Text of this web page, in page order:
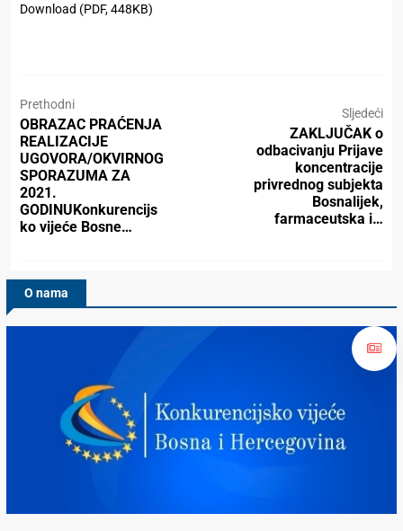
Download (PDF, 448KB)
Prethodni
OBRAZAC PRAĆENJA
REALIZACIJE
UGOVORA/OKVIRNOG
SPORAZUMA ZA
2021.
GODINUKonkurencijs
ko vijeće Bosne…
Sljedeći
ZAKLJUČAK o
odbacivanju Prijave
koncentracije
privrednog subjekta
Bosnalijek,
farmaceutska i…
O nama